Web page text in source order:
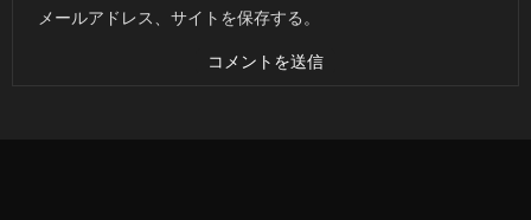
メールアドレス、サイトを保存する。